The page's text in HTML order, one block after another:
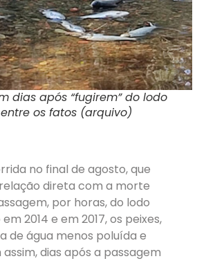
dias após “fugirem” do lodo
os fatos (arquivo)
no final de agosto, que
direta com a morte
por horas, do lodo
2014 e em 2017, os peixes,
de água menos poluída e
dias após a passagem